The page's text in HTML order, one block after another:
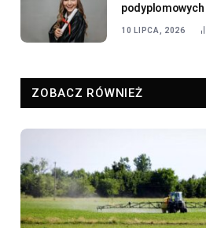
10 LIPCA, 2026
ZOBACZ RÓWNIEŻ